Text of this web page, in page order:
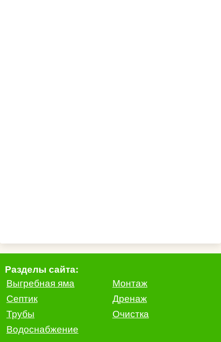
Разделы сайта:
Выгребная яма
Монтаж
Септик
Дренаж
Трубы
Очистка
Водоснабжение